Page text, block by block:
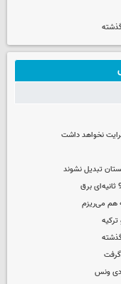
نخواهد داشت
تبدیل نشوند
هم می‌ریزم